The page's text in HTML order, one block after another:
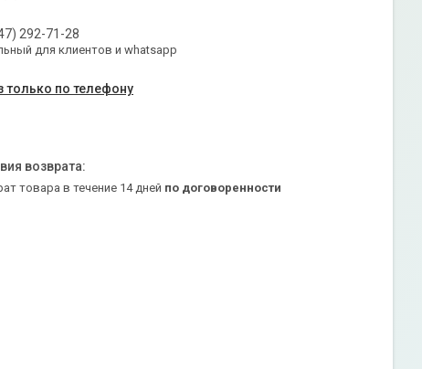
292-71-28
для клиентов и whatsapp
только по телефону
товара в течение 14 дней по договоренности